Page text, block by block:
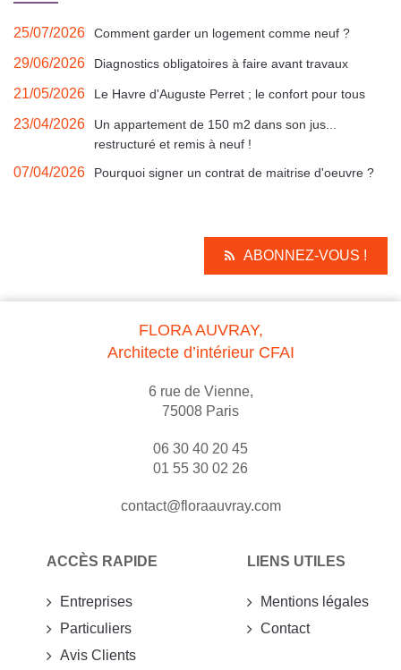
25/07/2026 Comment garder un logement comme neuf ?
29/06/2026 Diagnostics obligatoires à faire avant travaux
21/05/2026 Le Havre d'Auguste Perret ; le confort pour tous
23/04/2026
Un appartement de 150 m2 dans son jus...
restructuré et remis à neuf !
07/04/2026 Pourquoi signer un contrat de maitrise d'oeuvre ?
ABONNEZ-VOUS !
FLORA AUVRAY,
Architecte d’intérieur CFAI
6 rue de Vienne,
75008 Paris
06 30 40 20 45
01 55 30 02 26
contact@floraauvray.com
ACCÈS RAPIDE
Entreprises
Particuliers
Avis Clients
LIENS UTILES
Mentions légales
Contact